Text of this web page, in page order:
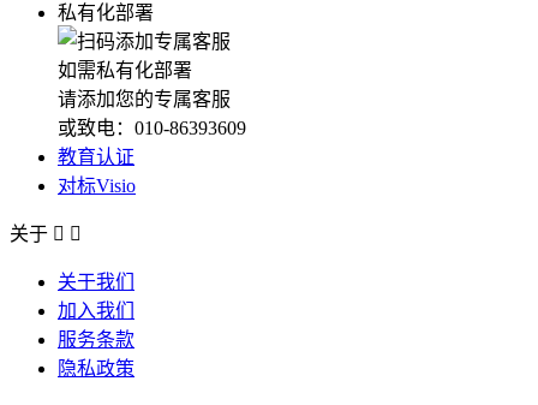
私有化部署
如需私有化部署
请添加您的专属客服
或致电：010-86393609
教育认证
对标Visio
关于  
关于我们
加入我们
服务条款
隐私政策